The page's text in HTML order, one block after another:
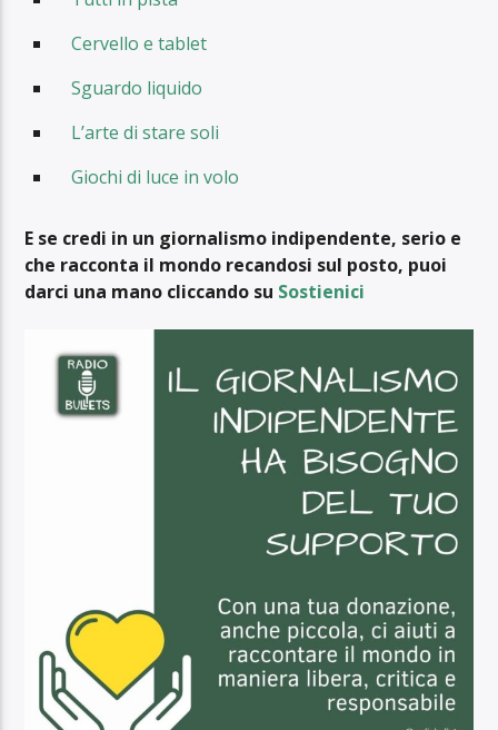
Cervello e tablet
Sguardo liquido
L’arte di stare soli
Giochi di luce in volo
E se credi in un giornalismo indipendente, serio e
che racconta il mondo recandosi sul posto, puoi
darci una mano cliccando su Sostienici